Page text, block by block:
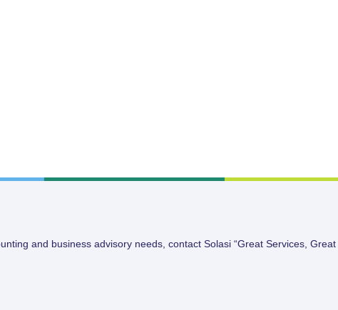
and business advisory needs, contact Solasi “Great Services,